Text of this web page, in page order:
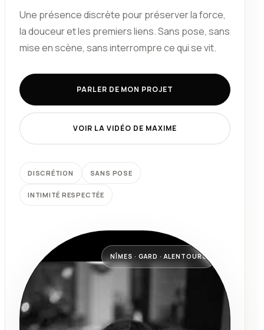
Une présence discrète pour préserver la force,
la douceur et les premiers liens. Sans pose, sans
mise en scène, sans interrompre ce qui se vit.
PARLER DE MON PROJET
VOIR LA VIDÉO DE MAXIME
DISCRÉTION SANS POSE
INTIMITÉ RESPECTÉE
NÎMES · GARD · ALENTOURS